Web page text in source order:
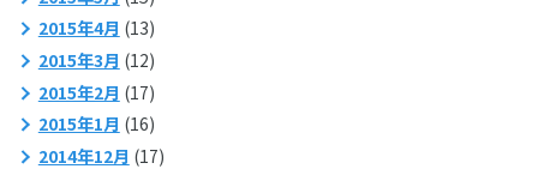
2015年4月 (13)
2015年3月 (12)
2015年2月 (17)
2015年1月 (16)
2014年12月 (17)